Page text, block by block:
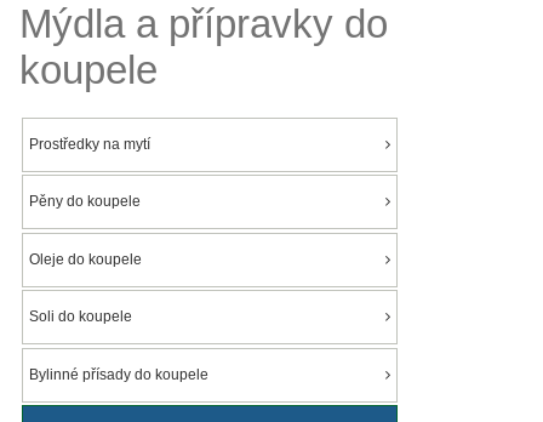
Mýdla a přípravky do
koupele
Prostředky na mytí
Pěny do koupele
Oleje do koupele
Soli do koupele
Bylinné přísady do koupele